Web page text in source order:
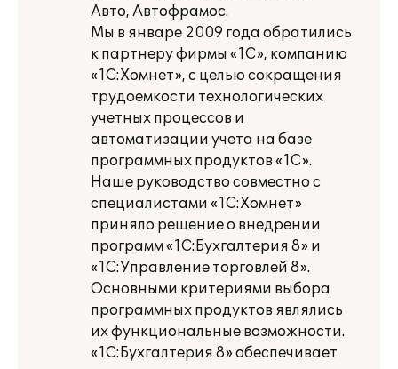
Авто, Автофрамос.
Мы в январе 2009 года обратились
к партнеру фирмы «1С», компанию
«1С:Хомнет», с целью сокращения
трудоемкости технологических
учетных процессов и
автоматизации учета на базе
программных продуктов «1С».
Наше руководство совместно с
специалистами «1С:Хомнет»
приняло решение о внедрении
программ «1С:Бухгалтерия 8» и
«1С:Управление торговлей 8».
Основными критериями выбора
программных продуктов являлись
их функциональные возможности.
«1С:Бухгалтерия 8» обеспечивает